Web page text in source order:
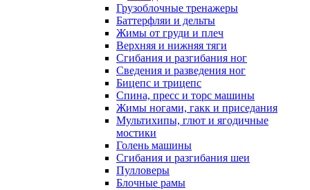
Грузоблочные тренажеры
Баттерфляи и дельты
Жимы от груди и плеч
Верхняя и нижняя тяги
Сгибания и разгибания ног
Сведения и разведения ног
Бицепс и трицепс
Спина, пресс и торс машины
Жимы ногами, гакк и приседания
Мультихипы, глют и ягодичные
мостики
Голень машины
Сгибания и разгибания шеи
Пулловеры
Блочные рамы